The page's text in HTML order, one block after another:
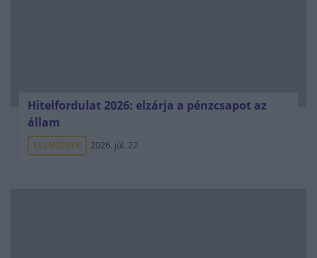
Hitelfordulat 2026: elzárja a pénzcsapot az
állam
ELEMZÉSEK 2026. júl. 22.